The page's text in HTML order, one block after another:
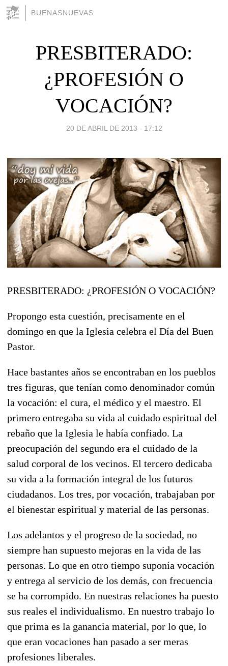
BUENASNUEVAS
PRESBITERADO:
¿PROFESIÓN O
VOCACIÓN?
20 DE ABRIL DE 2013 - 17:12
PRESBITERADO: ¿PROFESIÓN O VOCACIÓN?
Propongo esta cuestión, precisamente en el
domingo en que la Iglesia celebra el Día del Buen
Pastor.
Hace bastantes años se encontraban en los pueblos
tres figuras, que tenían como denominador común
la vocación: el cura, el médico y el maestro. El
primero entregaba su vida al cuidado espiritual del
rebaño que la Iglesia le había confiado. La
preocupación del segundo era el cuidado de la
salud corporal de los vecinos. El tercero dedicaba
su vida a la formación integral de los futuros
ciudadanos. Los tres, por vocación, trabajaban por
el bienestar espiritual y material de las personas.
Los adelantos y el progreso de la sociedad, no
siempre han supuesto mejoras en la vida de las
personas. Lo que en otro tiempo suponía vocación
y entrega al servicio de los demás, con frecuencia
se ha corrompido. En nuestras relaciones ha puesto
sus reales el individualismo. En nuestro trabajo lo
que prima es la ganancia material, por lo que, lo
que eran vocaciones han pasado a ser meras
profesiones liberales.